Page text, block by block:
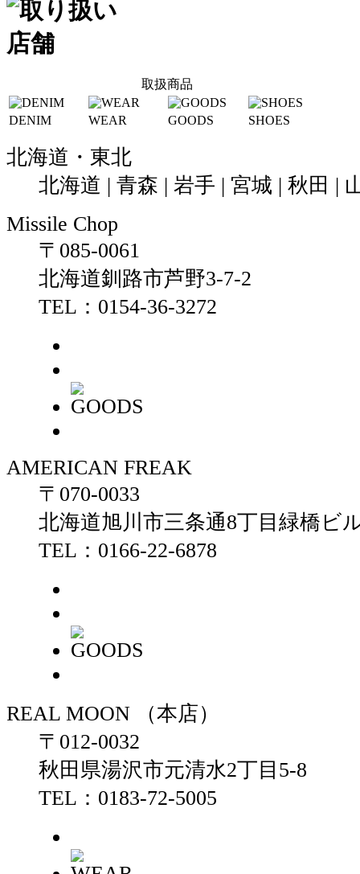
取扱商品
DENIM WEAR GOODS SHOES
北海道・東北
北海道 | 青森 | 岩手 | 宮城 | 秋田 |
Missile Chop
〒085-0061
北海道釧路市芦野3-7-2
TEL：0154-36-3272
AMERICAN FREAK
〒070-0033
北海道旭川市三条通8丁目緑橋ビ
TEL：0166-22-6878
REAL MOON （本店）
〒012-0032
秋田県湯沢市元清水2丁目5-8
TEL：0183-72-5005